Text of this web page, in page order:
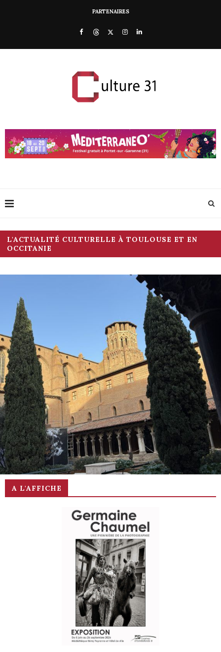
PARTENAIRES
L'ACTUALITÉ CULTURELLE À TOULOUSE ET EN
OCCITANIE
Musée des Augustins • Saison estivale
A L'AFFICHE